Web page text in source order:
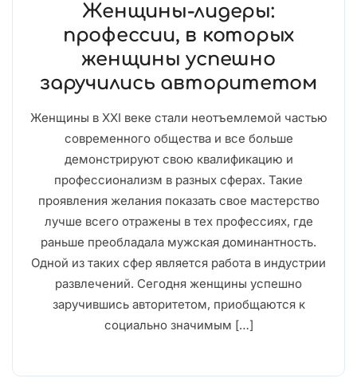
Женщины-лидеры:
профессии, в которых
женщины успешно
заручились авторитетом
Женщины в XXI веке стали неотъемлемой частью
современного общества и все больше
демонстрируют свою квалификацию и
профессионализм в разных сферах. Такие
проявления желания показать свое мастерство
лучше всего отражены в тех профессиях, где
раньше преобладала мужская доминантность.
Одной из таких сфер является работа в индустрии
развлечений. Сегодня женщины успешно
заручившись авторитетом, приобщаются к
социально значимым […]